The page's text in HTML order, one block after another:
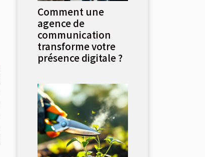
Comment une
agence de
communication
transforme votre
présence digitale ?